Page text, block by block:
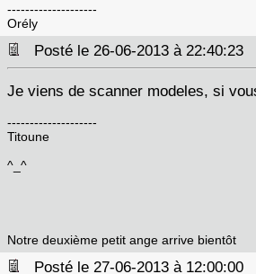
--------------------
Orély
Posté le 26-06-2013 à 22:40:23
Je viens de scanner modeles, si
--------------------
Titoune
^_^
Notre deuxième petit ange arrive bientôt
Posté le 27-06-2013 à 12:00:00